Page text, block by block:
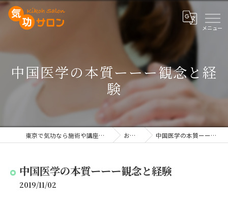
中国医学の本質ーーー観念と経
験
東京で気功なら施術や講座を行う気功サロン お知らせ 中国医学の本質ーーー観念と経験
中国医学の本質ーーー観念と経験
2019/11/02